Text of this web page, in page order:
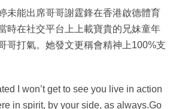
未能出席哥哥謝霆鋒在香港啟德體育
時在社交平台上上載寶貴的兄妹童年
哥打氣。她發文更稱會精神上100%支
I won’t get to see you live in action
in spirit, by your side, as always.Go